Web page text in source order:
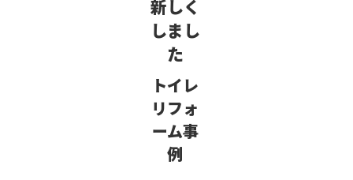
新しく
しまし
た
トイレ
リフォ
ーム事
例